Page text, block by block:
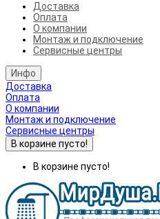
Доставка
Оплата
О компании
Монтаж и подключение
Сервисные центры
Инфо
Доставка
Оплата
О компании
Монтаж и подключение
Сервисные центры
В корзине пусто!
В корзине пусто!